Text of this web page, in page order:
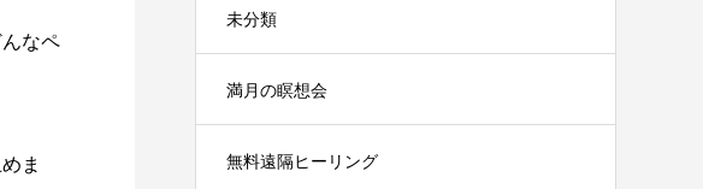
なペ
ま
未分類
満月の瞑想会
無料遠隔ヒーリング